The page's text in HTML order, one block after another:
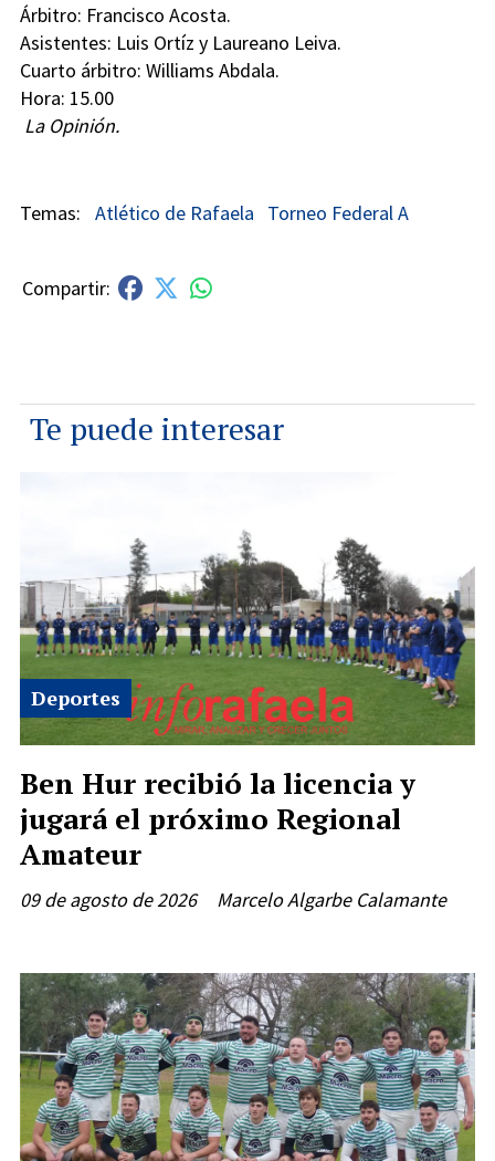
Árbitro: Francisco Acosta.
Asistentes: Luis Ortíz y Laureano Leiva.
Cuarto árbitro: Williams Abdala.
Hora: 15.00
La Opinión.
Atlético de Rafaela Torneo Federal A
Te puede interesar
Ben Hur recibió la licencia y
jugará el próximo Regional
Amateur
Marcelo Algarbe Calamante
Deportes
09 de agosto de 2026